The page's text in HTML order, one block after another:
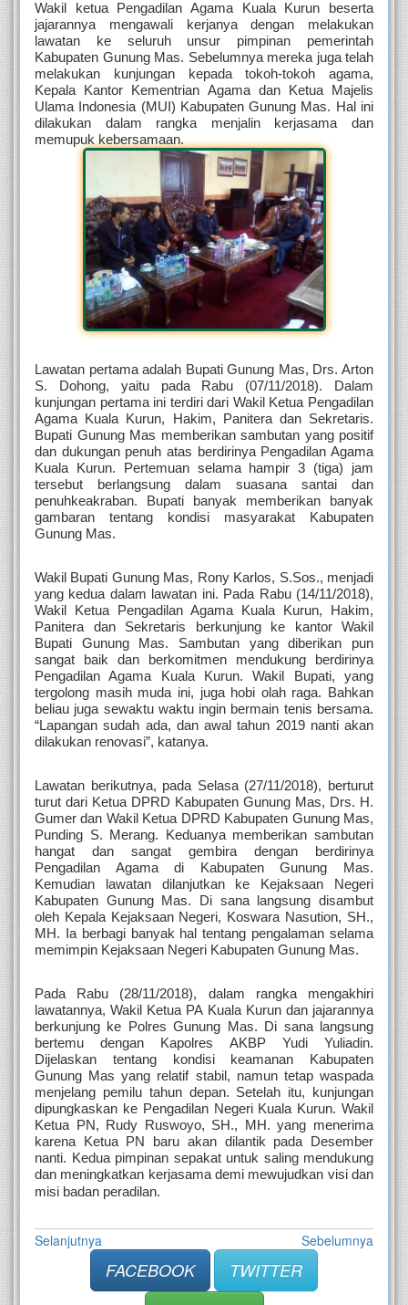
Wakil ketua Pengadilan Agama Kuala Kurun beserta
jajarannya mengawali kerjanya dengan melakukan
lawatan ke seluruh unsur pimpinan pemerintah
Kabupaten Gunung Mas. Sebelumnya mereka juga telah
melakukan kunjungan kepada tokoh-tokoh agama,
Kepala Kantor Kementrian Agama dan Ketua Majelis
Ulama Indonesia (MUI) Kabupaten Gunung Mas. Hal ini
dilakukan dalam rangka menjalin kerjasama dan
memupuk kebersamaan.
Lawatan pertama adalah Bupati Gunung Mas, Drs. Arton
S. Dohong, yaitu pada Rabu (07/11/2018). Dalam
kunjungan pertama ini terdiri dari Wakil Ketua Pengadilan
Agama Kuala Kurun, Hakim, Panitera dan Sekretaris.
Bupati Gunung Mas memberikan sambutan yang positif
dan dukungan penuh atas berdirinya Pengadilan Agama
Kuala Kurun. Pertemuan selama hampir 3 (tiga) jam
tersebut berlangsung dalam suasana santai dan
penuhkeakraban. Bupati banyak memberikan banyak
gambaran tentang kondisi masyarakat Kabupaten
Gunung Mas.
Wakil Bupati Gunung Mas, Rony Karlos, S.Sos., menjadi
yang kedua dalam lawatan ini. Pada Rabu (14/11/2018),
Wakil Ketua Pengadilan Agama Kuala Kurun, Hakim,
Panitera dan Sekretaris berkunjung ke kantor Wakil
Bupati Gunung Mas. Sambutan yang diberikan pun
sangat baik dan berkomitmen mendukung berdirinya
Pengadilan Agama Kuala Kurun. Wakil Bupati, yang
tergolong masih muda ini, juga hobi olah raga. Bahkan
beliau juga sewaktu waktu ingin bermain tenis bersama.
“Lapangan sudah ada, dan awal tahun 2019 nanti akan
dilakukan renovasi”, katanya.
Lawatan berikutnya, pada Selasa (27/11/2018), berturut
turut dari Ketua DPRD Kabupaten Gunung Mas, Drs. H.
Gumer dan Wakil Ketua DPRD Kabupaten Gunung Mas,
Punding S. Merang. Keduanya memberikan sambutan
hangat dan sangat gembira dengan berdirinya
Pengadilan Agama di Kabupaten Gunung Mas.
Kemudian lawatan dilanjutkan ke Kejaksaan Negeri
Kabupaten Gunung Mas. Di sana langsung disambut
oleh Kepala Kejaksaan Negeri, Koswara Nasution, SH.,
MH. Ia berbagi banyak hal tentang pengalaman selama
memimpin Kejaksaan Negeri Kabupaten Gunung Mas.
Pada Rabu (28/11/2018), dalam rangka mengakhiri
lawatannya, Wakil Ketua PA Kuala Kurun dan jajarannya
berkunjung ke Polres Gunung Mas. Di sana langsung
bertemu dengan Kapolres AKBP Yudi Yuliadin.
Dijelaskan tentang kondisi keamanan Kabupaten
Gunung Mas yang relatif stabil, namun tetap waspada
menjelang pemilu tahun depan. Setelah itu, kunjungan
dipungkaskan ke Pengadilan Negeri Kuala Kurun. Wakil
Ketua PN, Rudy Ruswoyo, SH., MH. yang menerima
karena Ketua PN baru akan dilantik pada Desember
nanti. Kedua pimpinan sepakat untuk saling mendukung
dan meningkatkan kerjasama demi mewujudkan visi dan
misi badan peradilan.
Selanjutnya Sebelumnya
FACEBOOK
TWITTER